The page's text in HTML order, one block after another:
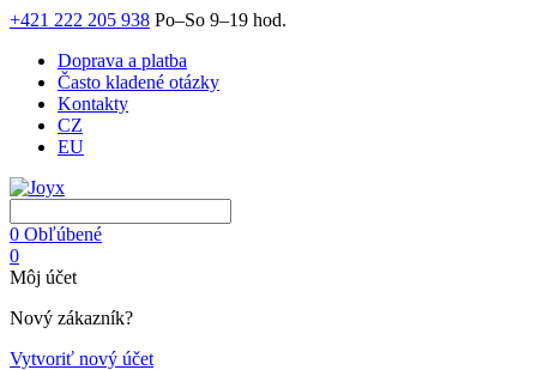
+421 222 205 938 Po–So 9–19 hod.
Doprava a platba
Často kladené otázky
Kontakty
CZ
EU
0 Obľúbené
0
Môj účet
Nový zákazník?
Vytvoriť nový účet